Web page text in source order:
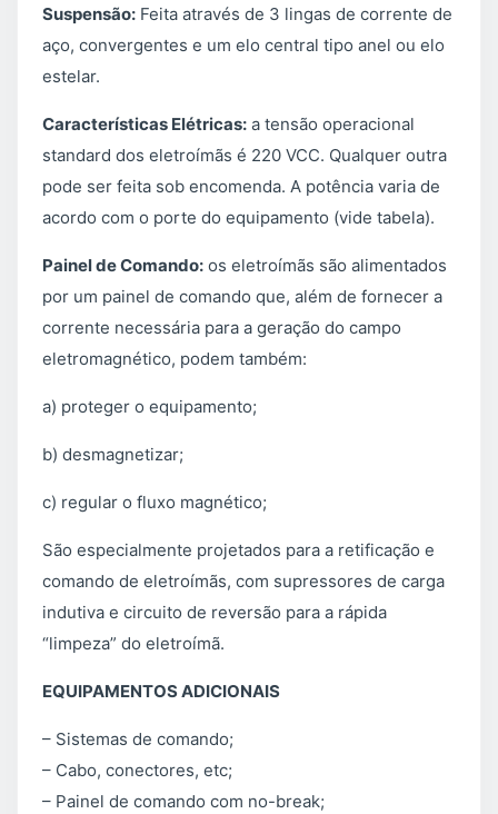
Suspensão: Feita através de 3 lingas de corrente de
aço, convergentes e um elo central tipo anel ou elo
estelar.
Características Elétricas: a tensão operacional
standard dos eletroímãs é 220 VCC. Qualquer outra
pode ser feita sob encomenda. A potência varia de
acordo com o porte do equipamento (vide tabela).
Painel de Comando: os eletroímãs são alimentados
por um painel de comando que, além de fornecer a
corrente necessária para a geração do campo
eletromagnético, podem também:
a) proteger o equipamento;
b) desmagnetizar;
c) regular o fluxo magnético;
São especialmente projetados para a retificação e
comando de eletroímãs, com supressores de carga
indutiva e circuito de reversão para a rápida
“limpeza” do eletroímã.
EQUIPAMENTOS ADICIONAIS
– Sistemas de comando;
– Cabo, conectores, etc;
– Painel de comando com no-break;